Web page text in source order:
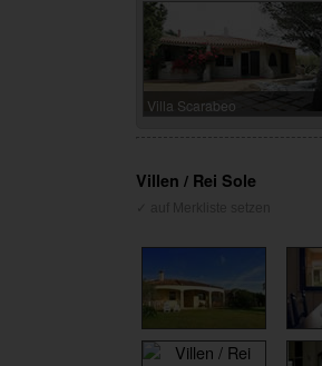
Villa Scarabeo
Villen / Rei Sole